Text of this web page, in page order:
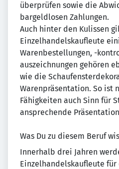
überprüfen sowie die
bargeldlosen Zahlungen.
Auch hinter den Kulissen
Einzelhandelskaufleute
Warenbestellungen, -
auszeichnungen gehören
wie die
Warenpräsentation. So ist
Fähigkeiten auch Sinn für
ansprechende
Was Du zu diesem Beruf
Innerhalb drei Jahren
Einzelhandelskaufleute